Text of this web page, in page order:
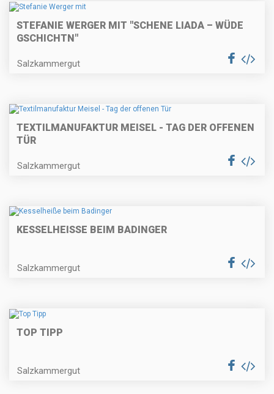
STEFANIE WERGER MIT "SCHENE LIADA – WÜDE
GSCHICHTN"
Salzkammergut
TEXTILMANUFAKTUR MEISEL - TAG DER OFFENEN
TÜR
Salzkammergut
KESSELHEISSE BEIM BADINGER
Salzkammergut
TOP TIPP
Salzkammergut